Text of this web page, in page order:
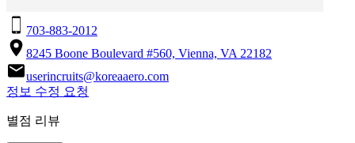
703-883-2012
8245 Boone Boulevard #560, Vienna, VA 22182
userincruits@koreaaero.com
정보 수정 요청
별점 리뷰